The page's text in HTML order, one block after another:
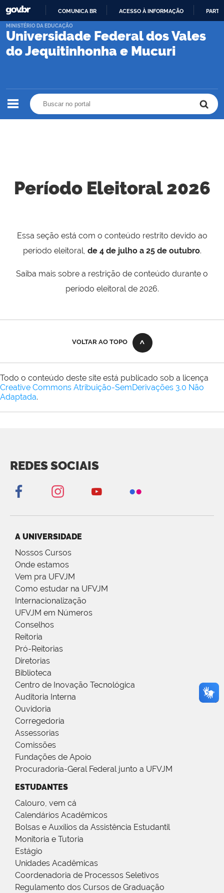
PARA
CONTEÚDO
COMUNICA BR ACESSO À INFORMAÇÃO
Universidade Federal dos Vales
do Jequitinhonha e Mucuri
MINISTÉRIO DA EDUCAÇÃO
Período Eleitoral 2026
Essa seção está com o conteúdo restrito devido ao
período eleitoral, de 4 de julho a 25 de outubro.
Saiba mais sobre a restrição de conteúdo durante o
período eleitoral de 2026.
VOLTAR AO TOPO
Todo o conteúdo deste site está publicado sob a licença
Creative Commons Atribuição-SemDerivações 3.0 Não
Adaptada.
REDES SOCIAIS
A UNIVERSIDADE
Nossos Cursos
Onde estamos
Vem pra UFVJM
Como estudar na UFVJM
Internacionalização
UFVJM em Números
Conselhos
Reitoria
Pró-Reitorias
Diretorias
Biblioteca
Centro de Inovação Tecnológica
Auditoria Interna
Ouvidoria
Corregedoria
Assessorias
Comissões
Fundações de Apoio
Procuradoria-Geral Federal junto a UFVJM
ESTUDANTES
Calouro, vem cá
Calendários Acadêmicos
Bolsas e Auxílios da Assistência Estudantil
Monitoria e Tutoria
Estágio
Unidades Acadêmicas
Coordenadoria de Processos Seletivos
Regulamento dos Cursos de Graduação